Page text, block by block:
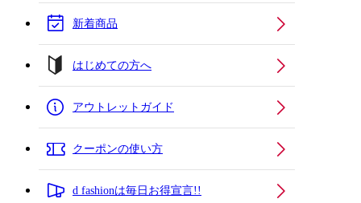
新着商品
はじめての方へ
アウトレットガイド
クーポンの使い方
d fashionは毎日お得宣言!!